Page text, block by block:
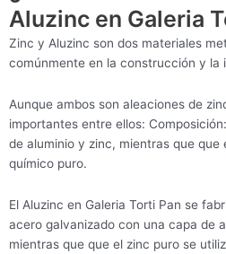
Aluzinc en Galeria
Zinc y Aluzinc son dos materiales
comúnmente en la construcción y la
Aunque ambos son aleaciones de
importantes entre ellos:
de aluminio y zinc, mientras que que
químico puro.
El Aluzinc en Galeria Torti Pan se
acero galvanizado con una capa de
mientras que que el zinc puro se